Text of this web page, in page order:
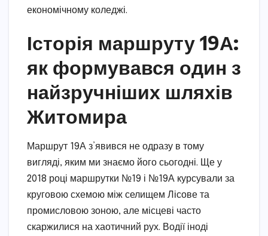
економічному коледжі.
Історія маршруту 19А:
як формувався один з
найзручніших шляхів
Житомира
Маршрут 19А з’явився не одразу в тому
вигляді, яким ми знаємо його сьогодні. Ще у
2018 році маршрутки №19 і №19А курсували за
круговою схемою між селищем Лісове та
промисловою зоною, але місцеві часто
скаржилися на хаотичний рух. Водії іноді